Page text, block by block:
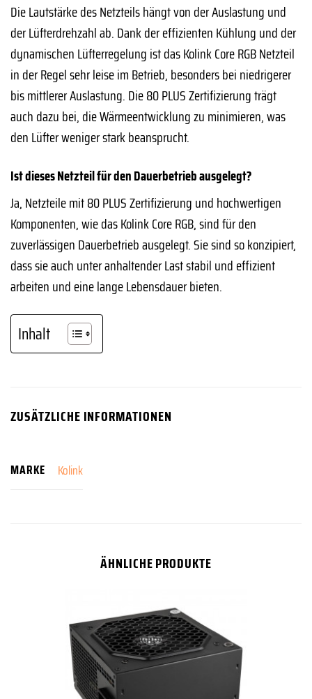
Die Lautstärke des Netzteils hängt von der Auslastung und
der Lüfterdrehzahl ab. Dank der effizienten Kühlung und der
dynamischen Lüfterregelung ist das Kolink Core RGB Netzteil
in der Regel sehr leise im Betrieb, besonders bei niedrigerer
bis mittlerer Auslastung. Die 80 PLUS Zertifizierung trägt
auch dazu bei, die Wärmeentwicklung zu minimieren, was
den Lüfter weniger stark beansprucht.
Ist dieses Netzteil für den Dauerbetrieb ausgelegt?
Ja, Netzteile mit 80 PLUS Zertifizierung und hochwertigen
Komponenten, wie das Kolink Core RGB, sind für den
zuverlässigen Dauerbetrieb ausgelegt. Sie sind so konzipiert,
dass sie auch unter anhaltender Last stabil und effizient
arbeiten und eine lange Lebensdauer bieten.
Inhalt
ZUSÄTZLICHE INFORMATIONEN
MARKE Kolink
ÄHNLICHE PRODUKTE